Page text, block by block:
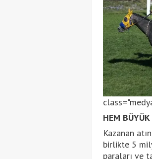
HEM
Kazanan
birlikte 5
paraları ve